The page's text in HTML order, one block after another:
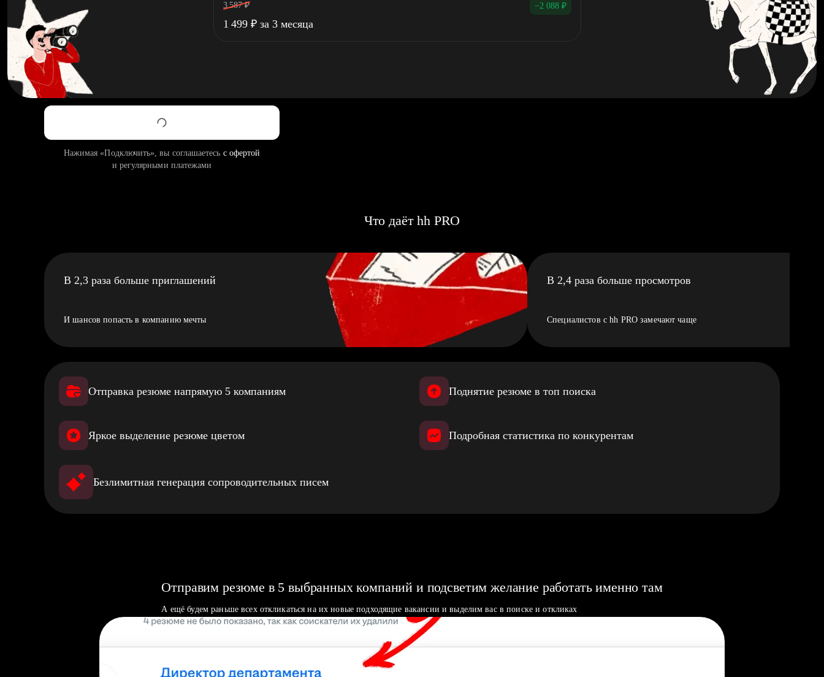
3 587 ₽ −2 088 ₽
1 499 ₽ за 3 месяца
Нажимая «Подключить», вы соглашаетесь с офертой
и регулярными платежами
Что даёт hh PRO
В 2,3 раза больше приглашений
И шансов попасть в компанию мечты
В 2,4 раза больше просмотров
Специалистов с hh PRO замечают чаще
Отправка резюме напрямую 5 компаниям Поднятие резюме в топ поиска
Яркое выделение резюме цветом Подробная статистика по конкурентам
Безлимитная генерация сопроводительных писем
Отправим резюме в 5 выбранных компаний и подсветим желание работать именно там
А ещё будем раньше всех откликаться на их новые подходящие вакансии и выделим вас в поиске и откликах